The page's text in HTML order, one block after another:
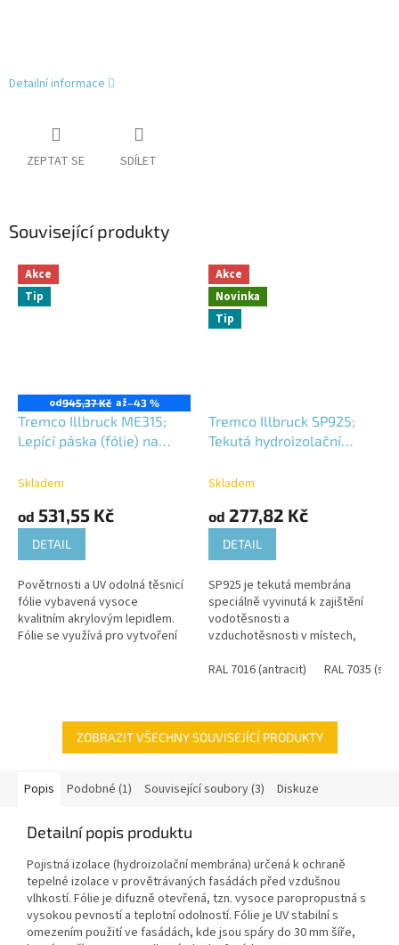
Detailní informace
ZEPTAT SE SDÍLET
Související produkty
Akce
Tip
od945,37 Kč až–43 %
Tremco Illbruck ME315;
Lepící páska (fólie) na
Skladem
od 531,55 Kč
DETAIL
Povětrnosti a UV odolná těsnicí
fólie vybavená vysoce
kvalitním akrylovým lepidlem.
Fólie se využívá pro vytvoření
Akce
Novinka
Tip
Tremco Illbruck SP925;
Tekutá hydroizolační
Skladem
od 277,82 Kč
DETAIL
SP925 je tekutá membrána
speciálně vyvinutá k zajištění
vodotěsnosti a
vzduchotěsnosti v místech,
Díky tomu, že SP925 lze roztírat
RAL 7016 (antracit) RAL 7035
ZOBRAZIT VŠECHNY SOUVISEJÍCÍ PRODUKTY
Popis Podobné (1) Související soubory (3) Diskuze
Detailní popis produktu
Pojistná izolace (hydroizolační membrána) určená k ochraně
tepelné izolace v provětrávaných fasádách před vzdušnou
vlhkostí. Fólie je difuzně otevřená, tzn. vysoce paropropustná s
vysokou pevností a teplotní odolností. Fólie je UV stabilní s
omezením použití ve fasádách, kde jsou spáry do 30 mm šíře,